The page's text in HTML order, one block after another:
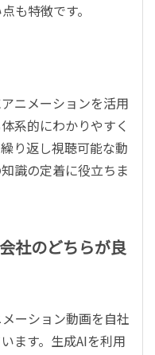
も特徴です。
ニメーションを活用
系的にわかりやすく
り返し視聴可能な動
識の定着に役立ちま
社のどちらが良
ーション動画を自社
ます。生成AIを利用